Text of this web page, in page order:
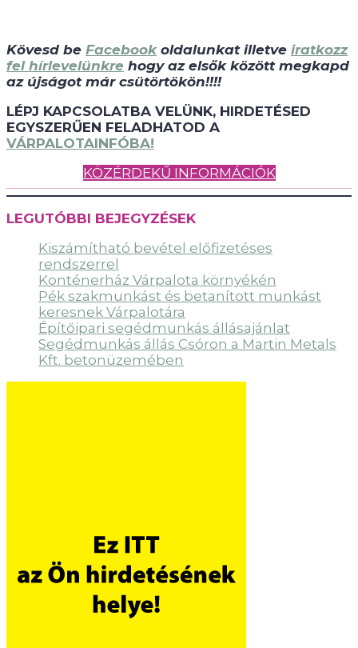
Kövesd be Facebookoldalunkat illetve iratkozz
fel hírlevelünkre hogy az elsők között megkapd
az újságot már csütörtökön!!!!
LÉPJ KAPCSOLATBA VELÜNK, HIRDETÉSED
EGYSZERŰEN FELADHATOD A
VÁRPALOTAINFÓBA!
KÖZÉRDEKŰ INFORMÁCIÓK
LEGUTÓBBI BEJEGYZÉSEK
Kiszámítható bevétel előfizetéses
rendszerrel
Konténerház Várpalota környékén
Pék szakmunkást és betanított munkást
keresnek Várpalotára
Építőipari segédmunkás állásajánlat
Segédmunkás állás Csóron a Martin Metals
Kft. betonüzemében